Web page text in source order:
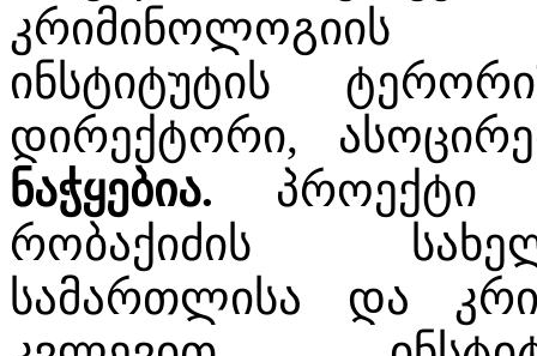
კრიმინოლოგიის
ინსტიტუტის
დირექტორი,
ნაჭყებია. პროექტი
რობაქიძის
სამართლისა და